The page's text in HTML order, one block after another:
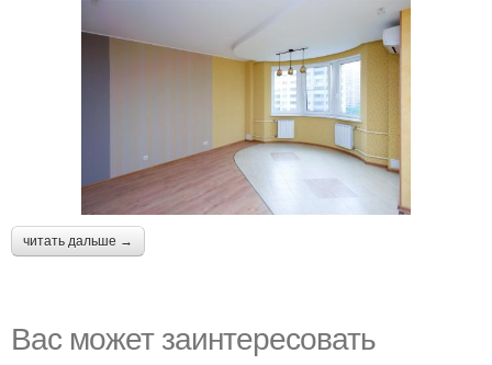
читать дальше →
Вас может заинтересовать